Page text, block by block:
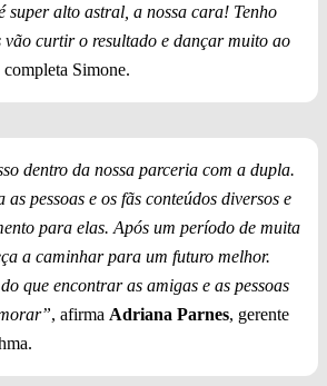
super alto astral, a nossa cara! Tenho
vão curtir o resultado e dançar muito ao
completa Simone.
dentro da nossa parceria com a dupla.
pessoas e os fãs conteúdos diversos e
para elas. Após um período de muita
a caminhar para um futuro melhor.
que encontrar as amigas e as pessoas
, afirma Adriana Parnes, gerente